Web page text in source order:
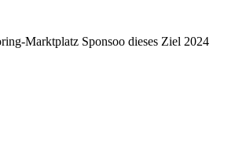
Marktplatz Sponsoo dieses Ziel 2024